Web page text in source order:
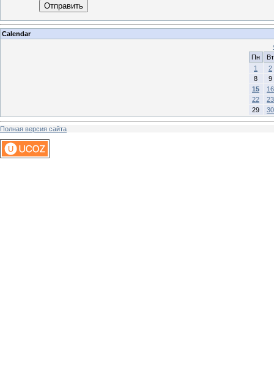
Отправить
Calendar
Пн
Вт
1
2
8
9
15
16
22
23
29
30
Полная версия сайта